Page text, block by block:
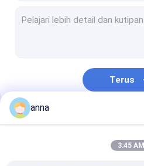
Layar sentuh industri
Layar Sentuh Kapasitif TFT
Layar Sentuh Resistif TFT
Terus
Kategori Kami
anna
3:45 AM